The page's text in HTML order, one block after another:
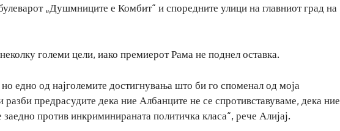
„Душмниците е Комбит“ и споредните улици на главниот град на
големи цели, иако премиерот Рама не поднел оставка.
едно од најголемите достигнувања што би го споменал од моја
предрасудите дека ние Албанците не се спротивставуваме, дека ние
против инкриминираната политичка класа“, рече Алијај.